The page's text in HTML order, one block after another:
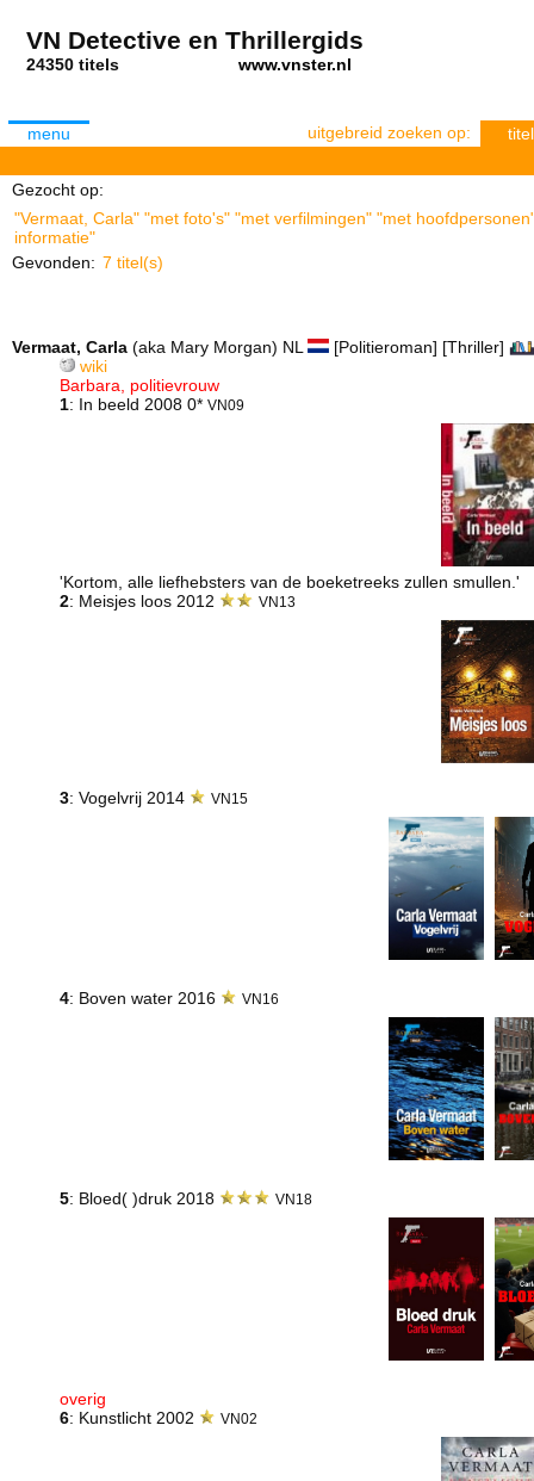
VN Detective en Thrillergids
24350 titels www.vnster.nl
menu uitgebreid zoeken op: titel
Gezocht op:
"Vermaat, Carla" "met foto's" "met verfilmingen" "met
informatie"
Gevonden: 7 titel(s)
Vermaat, Carla (aka Mary Morgan) NL
[Politieroman] [Thriller]
wiki
Barbara, politievrouw
1: In beeld 2008 0* VN09
'Kortom, alle liefhebsters van de boeketreeks zullen smullen.'
2: Meisjes loos 2012 VN13
3: Vogelvrij 2014 VN15
4: Boven water 2016 VN16
5: Bloed( )druk 2018 VN18
overig
6: Kunstlicht 2002 VN02